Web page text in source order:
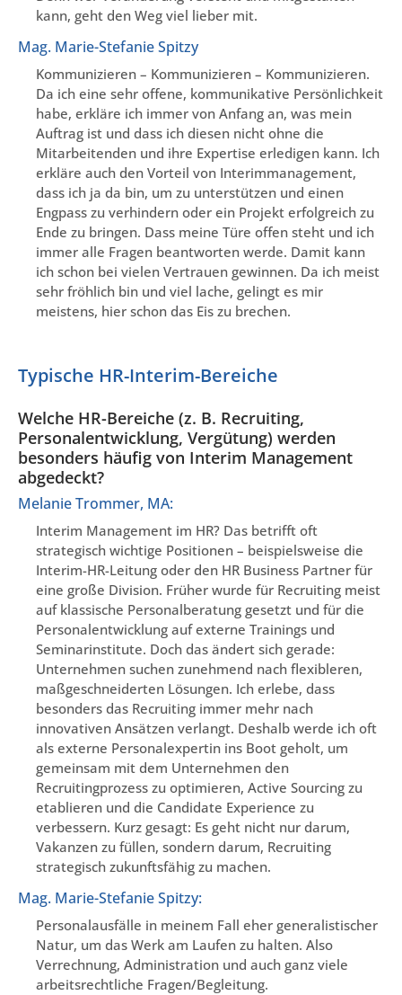
kann, geht den Weg viel lieber mit.
Mag. Marie-Stefanie Spitzy
Kommunizieren – Kommunizieren – Kommunizieren.
Da ich eine sehr offene, kommunikative Persönlichkeit
habe, erkläre ich immer von Anfang an, was mein
Auftrag ist und dass ich diesen nicht ohne die
Mitarbeitenden und ihre Expertise erledigen kann. Ich
erkläre auch den Vorteil von Interimmanagement,
dass ich ja da bin, um zu unterstützen und einen
Engpass zu verhindern oder ein Projekt erfolgreich zu
Ende zu bringen. Dass meine Türe offen steht und ich
immer alle Fragen beantworten werde. Damit kann
ich schon bei vielen Vertrauen gewinnen. Da ich meist
sehr fröhlich bin und viel lache, gelingt es mir
meistens, hier schon das Eis zu brechen.
Typische HR-Interim-Bereiche
Welche HR-Bereiche (z. B. Recruiting,
Personalentwicklung, Vergütung) werden
besonders häufig von Interim Management
abgedeckt?
Melanie Trommer, MA:
Interim Management im HR? Das betrifft oft
strategisch wichtige Positionen – beispielsweise die
Interim-HR-Leitung oder den HR Business Partner für
eine große Division. Früher wurde für Recruiting meist
auf klassische Personalberatung gesetzt und für die
Personalentwicklung auf externe Trainings und
Seminarinstitute. Doch das ändert sich gerade:
Unternehmen suchen zunehmend nach flexibleren,
maßgeschneiderten Lösungen. Ich erlebe, dass
besonders das Recruiting immer mehr nach
innovativen Ansätzen verlangt. Deshalb werde ich oft
als externe Personalexpertin ins Boot geholt, um
gemeinsam mit dem Unternehmen den
Recruitingprozess zu optimieren, Active Sourcing zu
etablieren und die Candidate Experience zu
verbessern. Kurz gesagt: Es geht nicht nur darum,
Vakanzen zu füllen, sondern darum, Recruiting
strategisch zukunftsfähig zu machen.
Mag. Marie-Stefanie Spitzy:
Personalausfälle in meinem Fall eher generalistischer
Natur, um das Werk am Laufen zu halten. Also
Verrechnung, Administration und auch ganz viele
arbeitsrechtliche Fragen/Begleitung.